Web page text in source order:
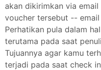
akan dikirimkan via
voucher tersebut --
Perhatikan pula dalam
terutama pada saat
Tujuannya agar kamu
terjadi pada saat check